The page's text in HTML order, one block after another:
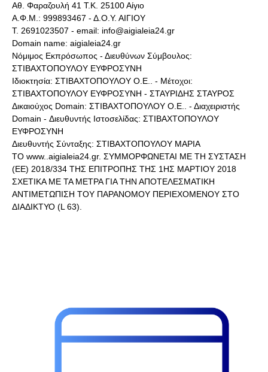
Αθ. Φαραζουλή 41 Τ.Κ. 25100 Αίγιο
Α.Φ.Μ.: 999893467 - Δ.Ο.Υ. ΑΙΓΙΟΥ
Τ. 2691023507 - email: info@aigialeia24.gr
Domain name: aigialeia24.gr
Νόμιμος Εκπρόσωπος - Διευθύνων Σύμβουλος:
ΣΤΙΒΑΧΤΟΠΟΥΛΟΥ ΕΥΦΡΟΣΥΝΗ
Ιδιοκτησία: ΣΤΙΒΑΧΤΟΠΟΥΛΟΥ Ο.Ε.. - Μέτοχοι:
ΣΤΙΒΑΧΤΟΠΟΥΛΟΥ ΕΥΦΡΟΣΥΝΗ - ΣΤΑΥΡΙΔΗΣ ΣΤΑΥΡΟΣ
Δικαιούχος Domain: ΣΤΙΒΑΧΤΟΠΟΥΛΟΥ Ο.Ε.. - Διαχειριστής
Domain - Διευθυντής Ιστοσελίδας: ΣΤΙΒΑΧΤΟΠΟΥΛΟΥ
ΕΥΦΡΟΣΥΝΗ
Διευθυντής Σύνταξης: ΣΤΙΒΑΧΤΟΠΟΥΛΟΥ ΜΑΡΙΑ
ΤΟ www..aigialeia24.gr. ΣΥΜΜΟΡΦΩΝΕΤΑΙ ΜΕ ΤΗ ΣΥΣΤΑΣΗ
(ΕΕ) 2018/334 ΤΗΣ ΕΠΙΤΡΟΠΗΣ ΤΗΣ 1ΗΣ ΜΑΡΤΙΟΥ 2018
ΣΧΕΤΙΚΑ ΜΕ ΤΑ ΜΕΤΡΑ ΓΙΑ ΤΗΝ ΑΠΟΤΕΛΕΣΜΑΤΙΚΗ
ΑΝΤΙΜΕΤΩΠΙΣΗ ΤΟΥ ΠΑΡΑΝΟΜΟΥ ΠΕΡΙΕΧΟΜΕΝΟΥ ΣΤΟ
ΔΙΑΔΙΚΤΥΟ (L 63).